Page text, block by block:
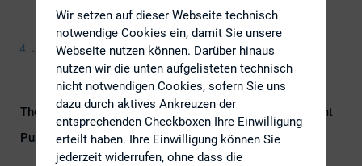
4. Juli 2016
Themengebiete
Berichterstattung, Kapitalmarktrecht
Publikationsform
Externe Publikationen
Wir setzen auf dieser Webseite technisch
notwendige Cookies ein, damit Sie unsere
Webseite nutzen können. Darüber hinaus
nutzen wir die unten aufgelisteten technisch
nicht notwendigen Cookies, sofern Sie uns
dazu durch aktives Ankreuzen der
entsprechenden Checkboxen Ihre Einwilligung
erteilt haben. Ihre Einwilligung können Sie
jederzeit widerrufen, ohne dass die